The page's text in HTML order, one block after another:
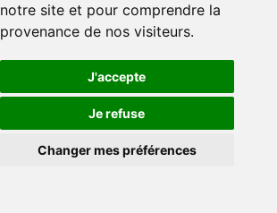
notre site et pour comprendre la
provenance de nos visiteurs.
J'accepte
Je refuse
Changer mes préférences